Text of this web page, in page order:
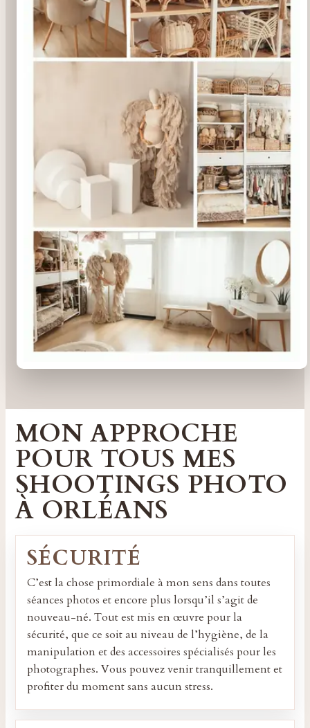
MON APPROCHE
POUR TOUS MES
SHOOTINGS PHOTO
À ORLÉANS
SÉCURITÉ
C’est la chose primordiale à mon sens dans toutes
séances photos et encore plus lorsqu’il s’agit de
nouveau-né. Tout est mis en œuvre pour la
sécurité, que ce soit au niveau de l’hygiène, de la
manipulation et des accessoires spécialisés pour les
photographes. Vous pouvez venir tranquillement et
profiter du moment sans aucun stress.